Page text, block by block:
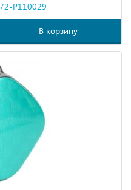
P110029
В корзину